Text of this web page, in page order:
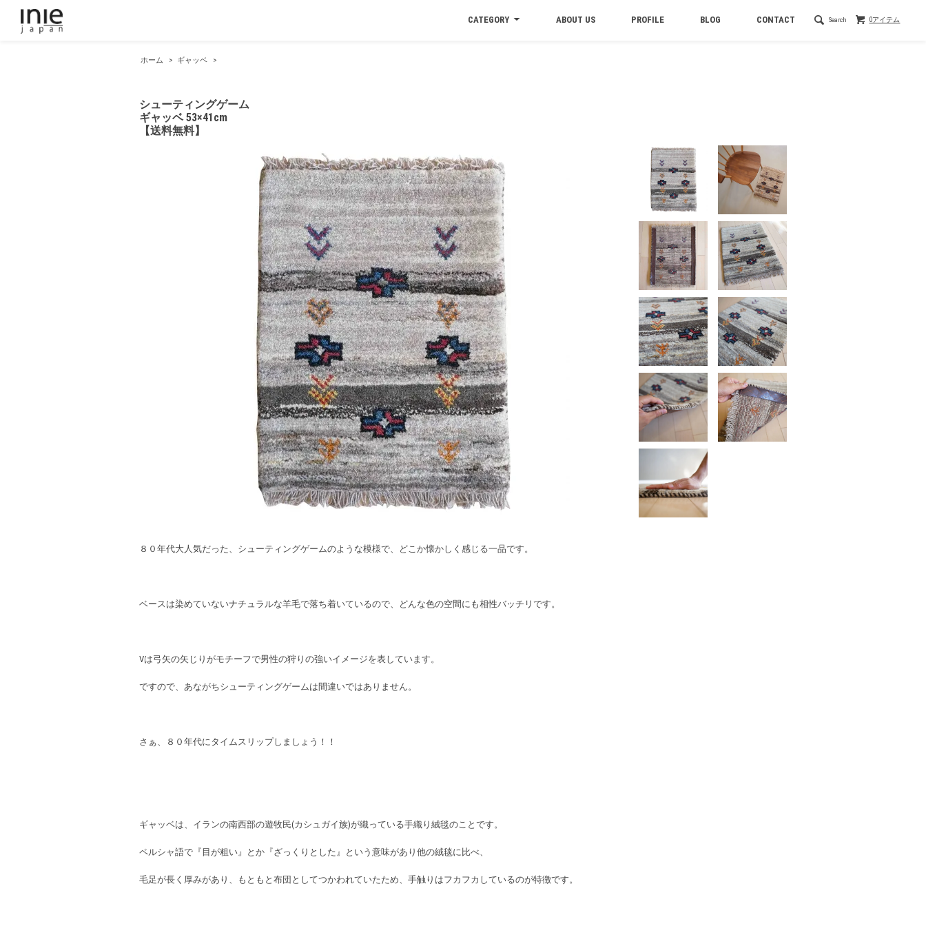
0アイテム
Search
CATEGORY ABOUT US PROFILE BLOG CONTACT
ホーム > ギャッベ >
シューティングゲーム
ギャッベ 53×41cm
【送料無料】
８０年代大人気だった、シューティングゲームのような模様で、どこか懐かしく感じる一品です。
ベースは染めていないナチュラルな羊毛で落ち着いているので、どんな色の空間にも相性バッチリです。
Vは弓矢の矢じりがモチーフで男性の狩りの強いイメージを表しています。
ですので、あながちシューティングゲームは間違いではありません。
さぁ、８０年代にタイムスリップしましょう！！
ギャッベは、イランの南西部の遊牧民(カシュガイ族)が織っている手織り絨毯のことです。
ペルシャ語で『目が粗い』とか『ざっくりとした』という意味があり他の絨毯に比べ、
毛足が長く厚みがあり、もともと布団としてつかわれていたため、手触りはフカフカしているのが特徴です。